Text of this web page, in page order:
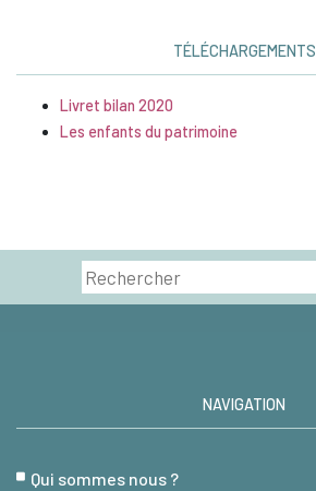
TÉLÉCHARGEMENTS
Livret bilan 2020
Les enfants du patrimoine
NAVIGATION
Qui sommes nous ?